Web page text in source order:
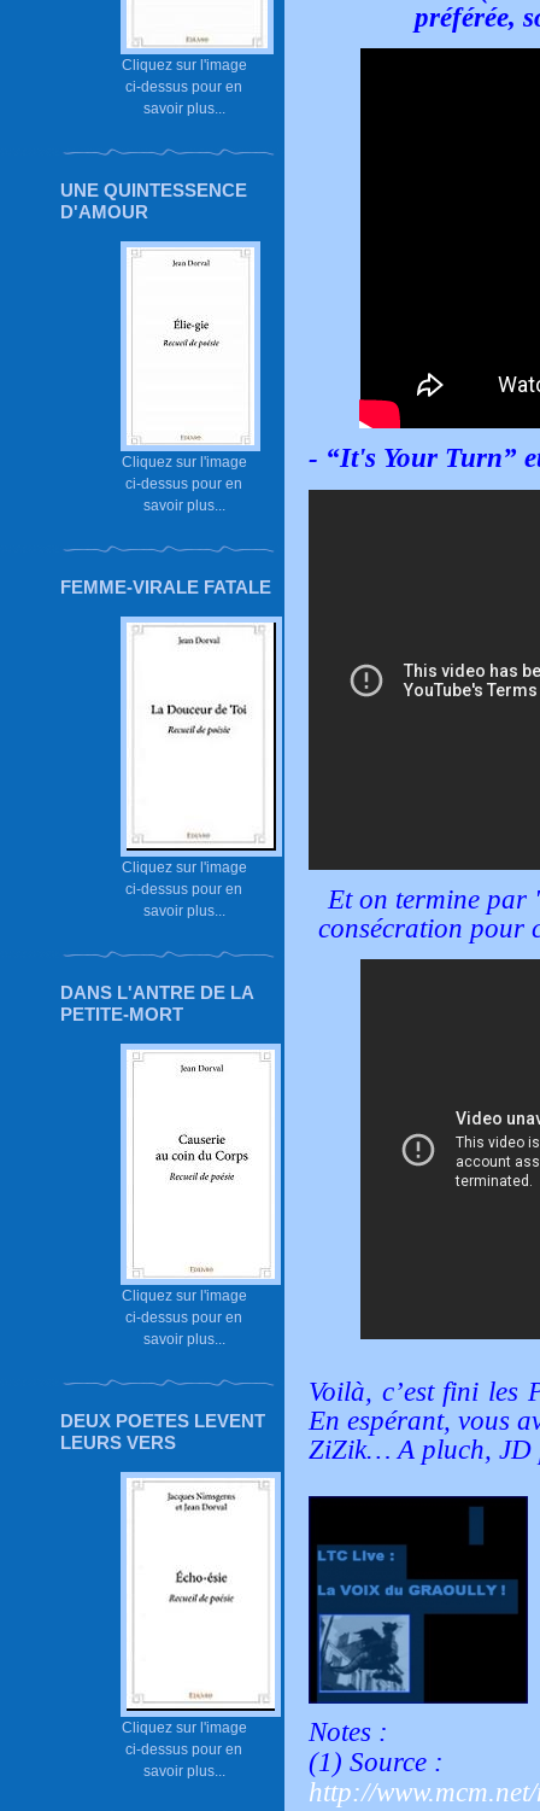
Cliquez sur l'image
ci-dessus pour en
savoir plus...
UNE QUINTESSENCE
D'AMOUR
Cliquez sur l'image
ci-dessus pour en
savoir plus...
FEMME-VIRALE FATALE
Cliquez sur l'image
ci-dessus pour en
savoir plus...
DANS L'ANTRE DE LA
PETITE-MORT
Cliquez sur l'image
ci-dessus pour en
savoir plus...
DEUX POETES LEVENT
LEURS VERS
Cliquez sur l'image
ci-dessus pour en
savoir plus...
préférée,
- “It's Your Turn”
Et on termine
consécration pour
Voilà, c’est fini les
En espérant, vous
ZiZik… A pluch, JD
Notes :
(1) Source :
http://